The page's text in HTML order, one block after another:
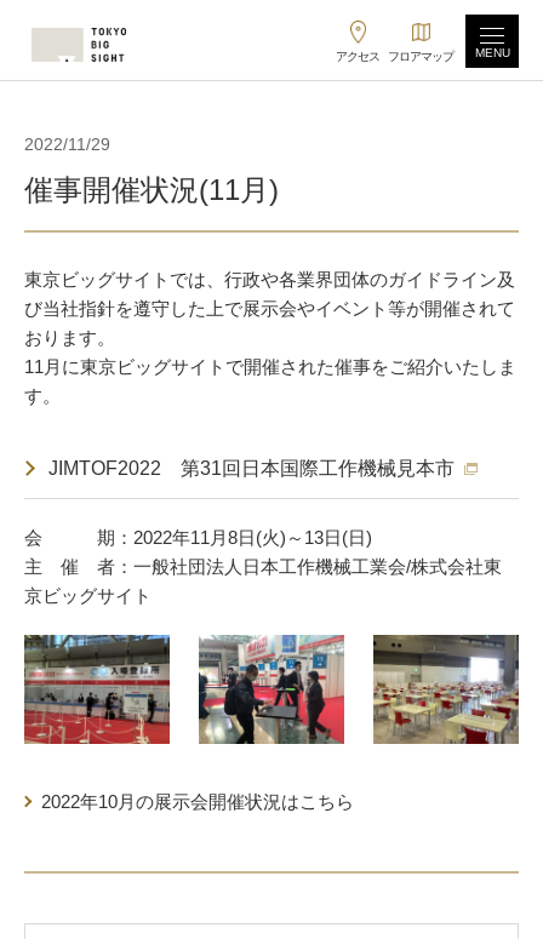
アクセス フロアマップ MENU
2022/11/29
催事開催状況(11月)
東京ビッグサイトでは、行政や各業界団体のガイドライン及
び当社指針を遵守した上で展示会やイベント等が開催されて
おります。
11月に東京ビッグサイトで開催された催事をご紹介いたしま
す。
JIMTOF2022 第31回日本国際工作機械見本市
会 期：2022年11月8日(火)～13日(日)
主 催 者：一般社団法人日本工作機械工業会/株式会社東
京ビッグサイト
2022年10月の展示会開催状況はこちら